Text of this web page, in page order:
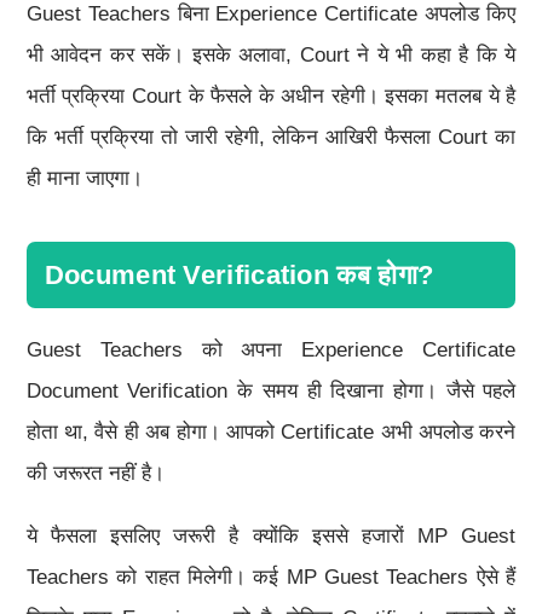
Guest Teachers बिना Experience Certificate अपलोड किए
भी आवेदन कर सकें। इसके अलावा, Court ने ये भी कहा है कि ये
भर्ती प्रक्रिया Court के फैसले के अधीन रहेगी। इसका मतलब ये है
कि भर्ती प्रक्रिया तो जारी रहेगी, लेकिन आखिरी फैसला Court का
ही माना जाएगा।
Document Verification कब होगा?
Guest Teachers को अपना Experience Certificate
Document Verification के समय ही दिखाना होगा। जैसे पहले
होता था, वैसे ही अब होगा। आपको Certificate अभी अपलोड करने
की जरूरत नहीं है।
ये फैसला इसलिए जरूरी है क्योंकि इससे हजारों MP Guest
Teachers को राहत मिलेगी। कई MP Guest Teachers ऐसे हैं